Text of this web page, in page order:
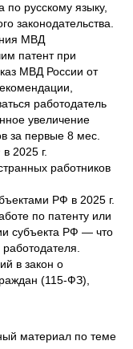
русскому языку,
законодательства.
МВД
патент при
МВД России от
работодатель
увеличение
за первые 8 мес.
2025 г.
работников
РФ в 2025 г.
по патенту или
субъекта РФ — что
в закон о
(115-ФЗ),
материал по теме